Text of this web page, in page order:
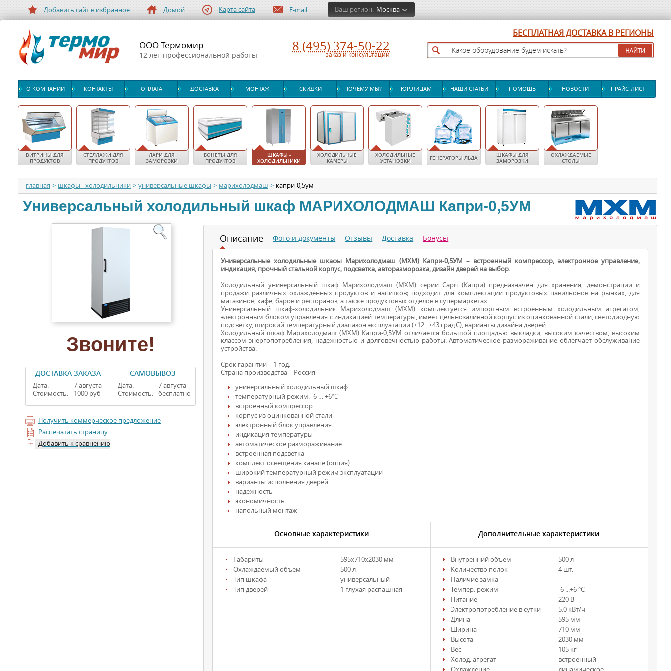
ШКАФЫ -
ХОЛОДИЛЬНИКИ
Добавить сайт в избранное Домой Карта сайта E-mail Ваш регион: Москва
ООО Термомир
12 лет профессиональной работы
8 (495) 374-50-22
заказ и консультации
БЕСПЛАТНАЯ ДОСТАВКА В РЕГИОНЫ
О КОМПАНИИ КОНТАКТЫ ОПЛАТА ДОСТАВКА МОНТАЖ СКИДКИ ПОЧЕМУ МЫ? ЮР.ЛИЦАМ НАШИ СТАТЬИ ПОМОЩЬ НОВОСТИ ПРАЙС-ЛИСТ
ВИТРИНЫ ДЛЯ
ПРОДУКТОВ
СТЕЛЛАЖИ ДЛЯ
ПРОДУКТОВ
ЛАРИ ДЛЯ
ЗАМОРОЗКИ
БОНЕТЫ ДЛЯ
ПРОДУКТОВ
ШКАФЫ -
ХОЛОДИЛЬНИКИ
ХОЛОДИЛЬНЫЕ
КАМЕРЫ
ХОЛОДИЛЬНЫЕ
УСТАНОВКИ
ГЕНЕРАТОРЫ ЛЬДА
ШКАФЫ ДЛЯ
ЗАМОРОЗКИ
ОХЛАЖДАЕМЫЕ
СТОЛЫ
главная > шкафы - холодильники > универсальные шкафы > марихолодмаш > капри-0,5ум
Универсальный холодильный шкаф МАРИХОЛОДМАШ Капри-0,5УМ
Звоните!
ДОСТАВКА ЗАКАЗА
Дата:
Стоимость:
7 августа
1000 руб
САМОВЫВОЗ
Дата:
Стоимость:
7 августа
бесплатно
Получить коммерческое предложение
Распечатать страницу
Добавить к сравнению
Описание
Универсальные холодильные шкафы Марихолодмаш (МХМ) Капри-0,5УМ – встроенный компрессор, электронное управление,
индикация, прочный стальной корпус, подсветка, авторазморозка, дизайн дверей на выбор.
Холодильный универсальный шкаф Марихолодмаш (МХМ) серии Capri (Капри) предназначен для хранения, демонстрации и
продажи различных охлажденных продуктов и напитков; подходит для комплектации продуктовых павильонов на рынках, для
магазинов, кафе, баров и ресторанов, а также продуктовых отделов в супермаркетах.
Универсальный шкаф-холодильник Марихолодмаш (МХМ) комплектуется импортным встроенным холодильным агрегатом,
электронным блоком управления с индикацией температуры, имеет цельнозаливной корпус из оцинкованной стали, светодиодную
подсветку, широкий температурный диапазон эксплуатации (+12...+43 град.С), варианты дизайна дверей.
Холодильный шкаф Марихолодмаш (МХМ) Капри-0,5УМ отличается большой площадью выкладки, высоким качеством, высоким
классом энергопотребления, надежностью и долговечностью работы. Автоматическое размораживание облегчает обслуживание
устройства.
Срок гарантии – 1 год.
Страна производства – Россия
универсальный холодильный шкаф
температурный режим: -6 … +6°С
встроенный компрессор
корпус из оцинкованной стали
электронный блок управления
индикация температуры
автоматическое размораживание
встроенная подсветка
комплект освещения канапе (опция)
широкий температурный режим эксплуатации
варианты исполнения дверей
надежность
экономичность
напольный монтаж
Основные характеристики
Габариты
595х710х2030 мм
Охлаждаемый объем
500 л
Тип шкафа
универсальный
Тип дверей
1 глухая распашная
Дополнительные характеристики
Внутренний объем
500 л
Количество полок
4 шт.
Наличие замка
Темпер. режим
-6 ...+6 °С
Питание
220 В
Электропотребление в сутки
5.0 кВт/ч
Длина
595 мм
Ширина
710 мм
Высота
2030 мм
Вес
105 кг
Холод. агрегат
встроенный
Охлаждение
динамическое
Фото и документы Отзывы Доставка Бонусы